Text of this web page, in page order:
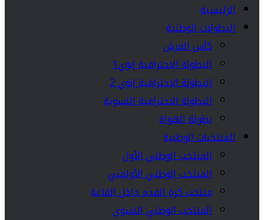
الرئيسية
البطولات الوطنية
كأس العرش
البطولة الاحترافية إنوي1
البطولة الاحترافية إنوي 2
البطولة الاحترافية النسوية
بطولة الهواة
المنتخبات الوطنية
المنتخب الوطني الأول
المنتخب الوطني الأولمبي
منتخب كرة القدم داخل القاعة
المنتخب الوطني النسوي